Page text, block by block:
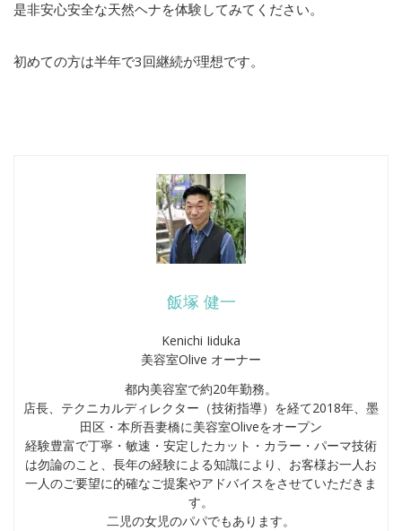
是非安心安全な天然ヘナを体験してみてください。
初めての方は半年で3回継続が理想です。
飯塚 健一
Kenichi Iiduka
美容室Olive オーナー
都内美容室で約20年勤務。
店長、テクニカルディレクター（技術指導）を経て2018年、墨
田区・本所吾妻橋に美容室Oliveをオープン
経験豊富で丁寧・敏速・安定したカット・カラー・パーマ技術
は勿論のこと、長年の経験による知識により、お客様お一人お
一人のご要望に的確なご提案やアドバイスをさせていただきま
す。
二児の女児のパパでもあります。